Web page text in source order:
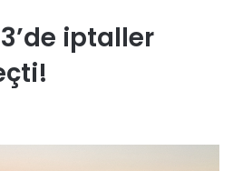
iptaller